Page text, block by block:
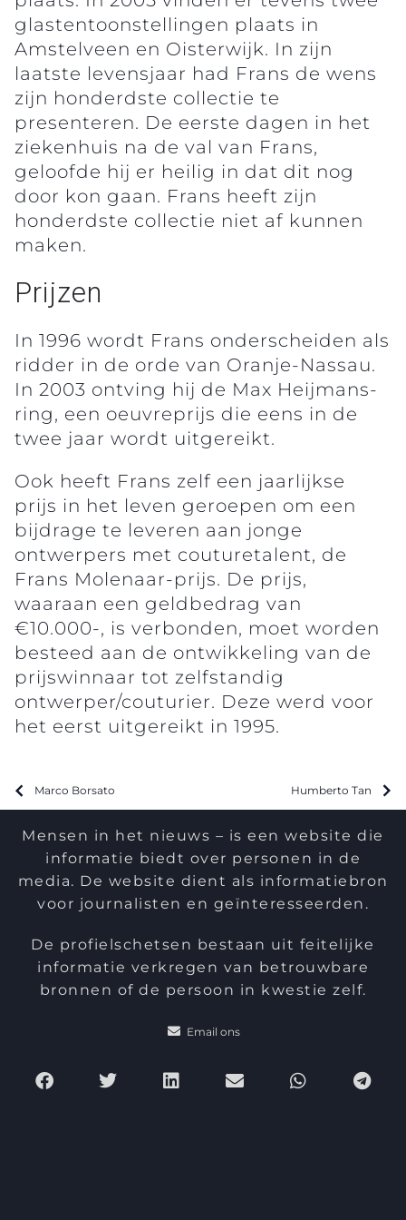
glastentoonstellingen plaats in
Amstelveen en Oisterwijk. In zijn
laatste levensjaar had Frans de wens
zijn honderdste collectie te
presenteren. De eerste dagen in het
ziekenhuis na de val van Frans,
geloofde hij er heilig in dat dit nog
door kon gaan. Frans heeft zijn
honderdste collectie niet af kunnen
maken.
Prijzen
In 1996 wordt Frans onderscheiden als
ridder in de orde van Oranje-Nassau.
In 2003 ontving hij de Max Heijmans-
ring, een oeuvreprijs die eens in de
twee jaar wordt uitgereikt.
Ook heeft Frans zelf een jaarlijkse
prijs in het leven geroepen om een
bijdrage te leveren aan jonge
ontwerpers met couturetalent, de
Frans Molenaar-prijs. De prijs,
waaraan een geldbedrag van
€10.000-, is verbonden, moet worden
besteed aan de ontwikkeling van de
prijswinnaar tot zelfstandig
ontwerper/couturier. Deze werd voor
het eerst uitgereikt in 1995.
Marco Borsato Humberto Tan
Mensen in het nieuws – is een website die
informatie biedt over personen in de
media. De website dient als informatiebron
voor journalisten en geïnteresseerden.
De profielschetsen bestaan uit feitelijke
informatie verkregen van betrouwbare
bronnen of de persoon in kwestie zelf.
Email ons